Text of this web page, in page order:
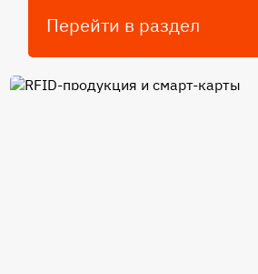
Перейти в раздел
RFID-продукция и